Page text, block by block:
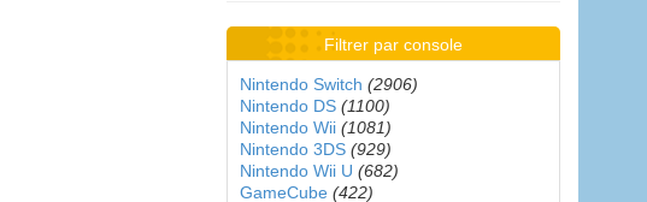
Filtrer par console
Nintendo Switch (2906)
Nintendo DS (1100)
Nintendo Wii (1081)
Nintendo 3DS (929)
Nintendo Wii U (682)
GameCube (422)